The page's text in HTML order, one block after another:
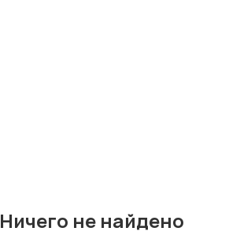
Ничего не найдено